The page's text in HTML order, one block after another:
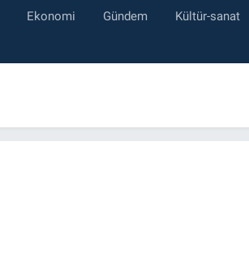
Ekonomi Gündem Kültür-sanat